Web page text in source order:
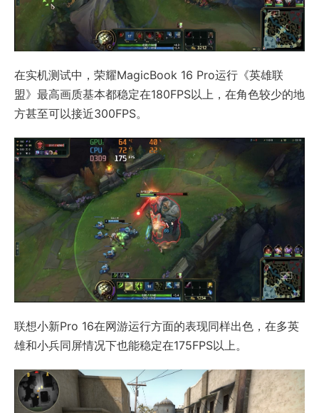
在实机测试中，荣耀MagicBook 16 Pro运行《英雄联
盟》最高画质基本都稳定在180FPS以上，在角色较少的地
方甚至可以接近300FPS。
联想小新Pro 16在网游运行方面的表现同样出色，在多英
雄和小兵同屏情况下也能稳定在175FPS以上。